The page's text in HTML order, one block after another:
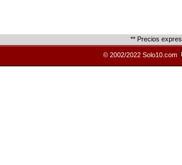
** Precios
© 2002/2022 Solo10.com